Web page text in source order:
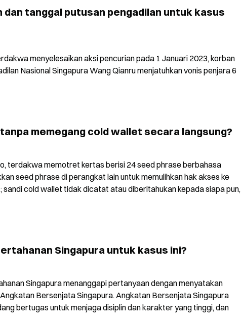
tanggal putusan pengadilan untuk kasus
menyelesaikan aksi pencurian pada 1 Januari 2023, korban
Nasional Singapura Wang Qianru menjatuhkan vonis penjara 6
memegang cold wallet secara langsung?
terdakwa memotret kertas berisi 24 seed phrase berbahasa
seed phrase di perangkat lain untuk memulihkan hak akses ke
sandi cold wallet tidak dicatat atau diberitahukan kepada siapa pun,
Singapura untuk kasus ini?
Singapura menanggapi pertanyaan dengan menyatakan
Bersenjata Singapura. Angkatan Bersenjata Singapura
bertugas untuk menjaga disiplin dan karakter yang tinggi, dan